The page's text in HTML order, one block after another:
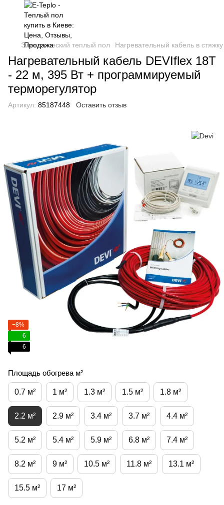
Электрический теплый пол Нагревательный кабель в стяжку
Нагревательный кабель DEVIflex 18T
- 22 м, 395 Вт + программируемый
терморегулятор
Артикул: 85187448 Оставить отзыв
−8%
6
6
Площадь обогрева м²
0.7 м² 1 м² 1.3 м² 1.5 м² 1.8 м²
2.2 м² 2.9 м² 3.4 м² 3.7 м² 4.4 м²
5.2 м² 5.4 м² 5.9 м² 6.8 м² 7.4 м²
8.2 м² 9 м² 10.5 м² 11.8 м² 13.1 м²
15.5 м² 17 м²